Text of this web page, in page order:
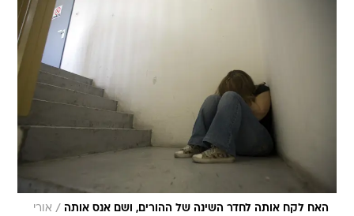
האח לקח אותה לחדר השינה של ההורים, ושם אנס אותה / אורי